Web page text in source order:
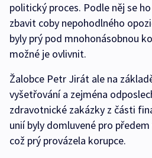
politický proces. Podle něj se
zbavit coby nepohodlného
byly prý pod mnohonásobnou
možné je ovlivnit.
Žalobce Petr Jirát ale na
vyšetřování a zejména
zdravotnické zakázky z části
unií byly domluvené pro
což prý provázela korupce.